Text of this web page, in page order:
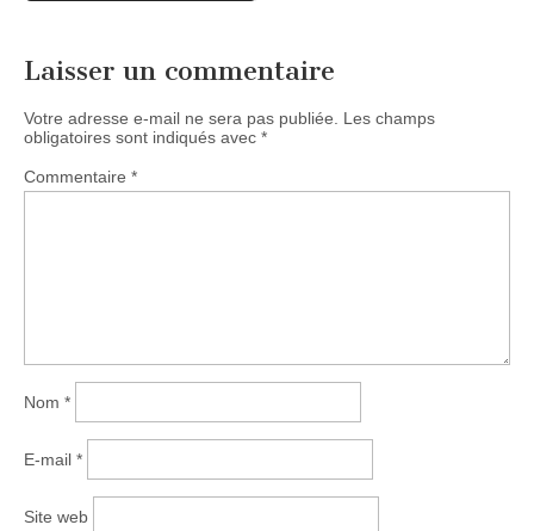
Laisser un commentaire
Votre adresse e-mail ne sera pas publiée.
Les champs
obligatoires sont indiqués avec *
Commentaire *
Nom *
E-mail *
Site web